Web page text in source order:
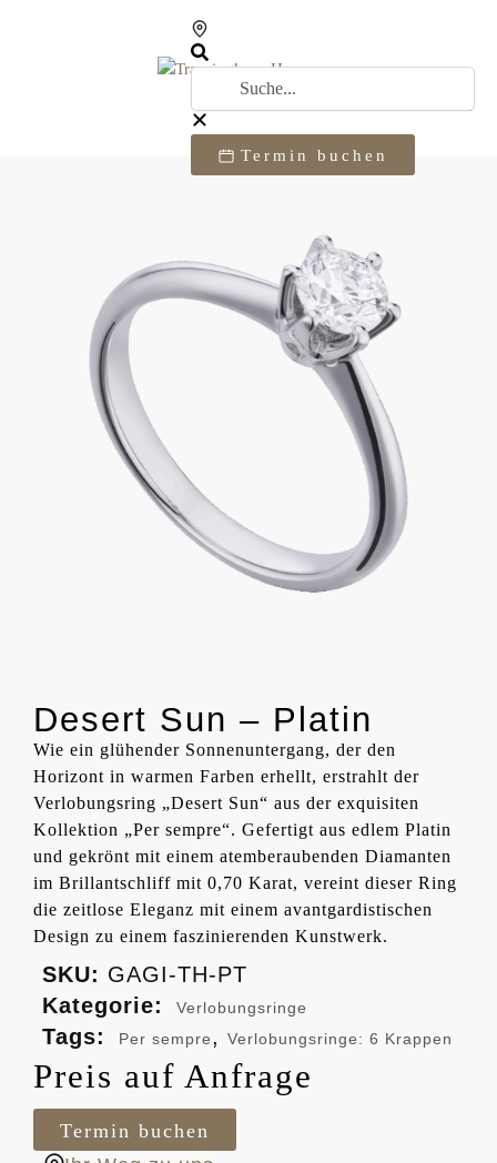
Termin buchen
Desert Sun – Platin
Wie ein glühender Sonnenuntergang, der den
Horizont in warmen Farben erhellt, erstrahlt der
Verlobungsring „Desert Sun“ aus der exquisiten
Kollektion „Per sempre“. Gefertigt aus edlem Platin
und gekrönt mit einem atemberaubenden Diamanten
im Brillantschliff mit 0,70 Karat, vereint dieser Ring
die zeitlose Eleganz mit einem avantgardistischen
Design zu einem faszinierenden Kunstwerk.
SKU: GAGI-TH-PT
Kategorie:
Verlobungsringe
Tags: Per sempre, Verlobungsringe: 6 Krappen
Preis auf Anfrage
Termin buchen